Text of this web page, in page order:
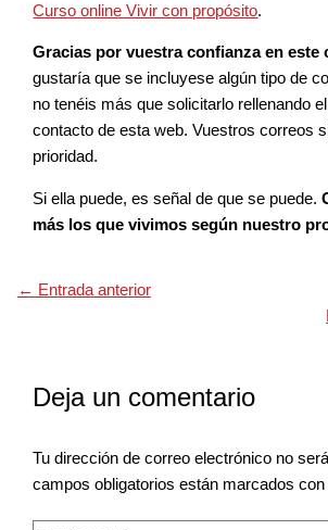
Curso online Vivir con propósito.
Gracias por vuestra confianza en este
gustaría que se incluyese algún tipo de
no tenéis más que solicitarlo rellenando
contacto de esta web. Vuestros correos
prioridad.
Si ella puede, es señal de que se puede.
más los que vivimos según nuestro
← Entrada anterior
Deja un comentario
Tu dirección de correo electrónico no
campos obligatorios están marcados